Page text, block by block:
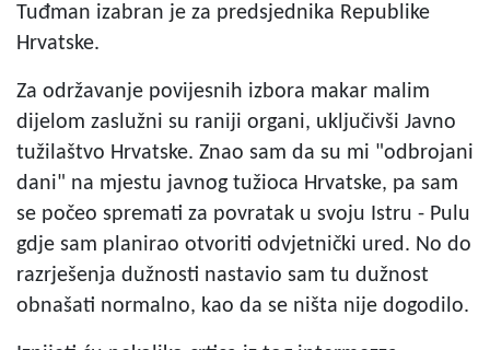
Tuđman izabran je za predsjednika Republike
Hrvatske.
Za održavanje povijesnih izbora makar malim
dijelom zaslužni su raniji organi, uključivši Javno
tužilaštvo Hrvatske. Znao sam da su mi "odbrojani
dani" na mjestu javnog tužioca Hrvatske, pa sam
se počeo spremati za povratak u svoju Istru - Pulu
gdje sam planirao otvoriti odvjetnički ured. No do
razrješenja dužnosti nastavio sam tu dužnost
obnašati normalno, kao da se ništa nije dogodilo.